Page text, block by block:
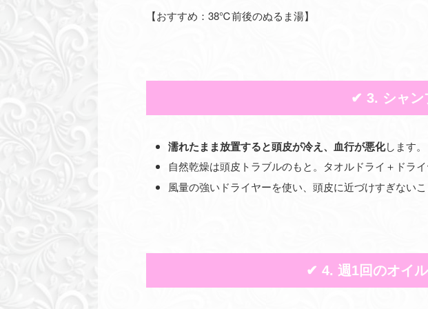
【おすすめ：38℃前後のぬるま湯】
✔ 3. シャン
濡れたまま放置すると頭皮が冷え、血行が悪化します。
自然乾燥は頭皮トラブルのもと。タオルドライ＋ドラ
風量の強いドライヤーを使い、頭皮に近づけすぎないこ
✔ 4. 週1回のオイ